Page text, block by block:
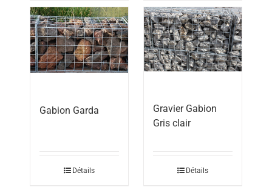
Gabion Garda
Détails
Gravier Gabion
Gris clair
Détails